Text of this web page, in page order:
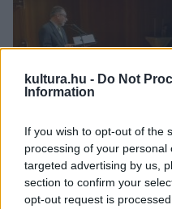
kultura.hu - Do Not
Information
If you wish to opt-out of the
processing of your
targeted advertising by us,
section to confirm your
opt-out request is
Előző